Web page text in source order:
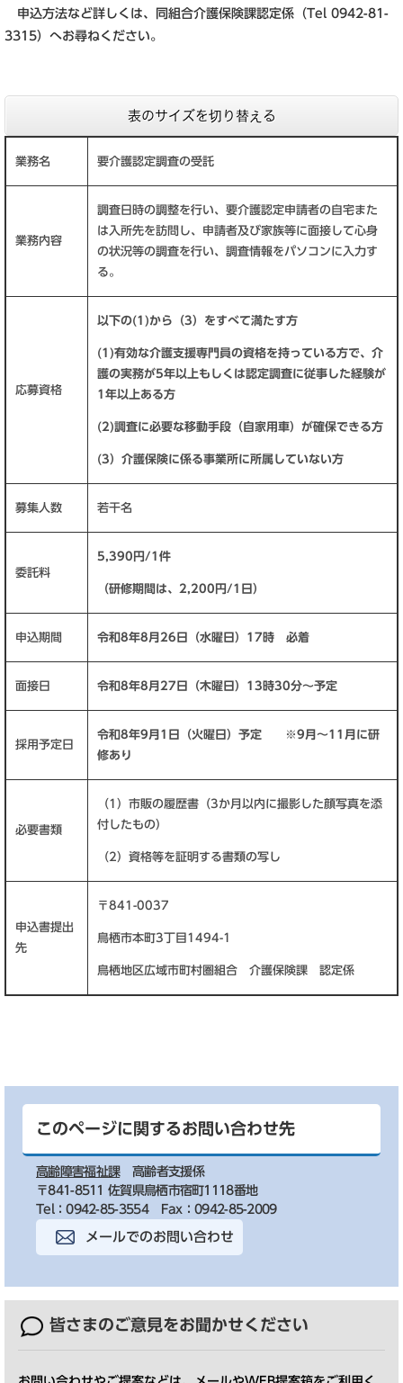
申込方法など詳しくは、同組合介護保険課認定係（Tel 0942-81-
3315）へお尋ねください。
表のサイズを切り替える
業務名 要介護認定調査の受託
業務内容
調査日時の調整を行い、要介護認定申請者の自宅また
は入所先を訪問し、申請者及び家族等に面接して心身
の状況等の調査を行い、調査情報をパソコンに入力す
る。
応募資格
以下の(1)から（3）をすべて満たす方
(1)有効な介護支援専門員の資格を持っている方で、介
護の実務が5年以上もしくは認定調査に従事した経験が
1年以上ある方
(2)調査に必要な移動手段（自家用車）が確保できる方
(3）介護保険に係る事業所に所属していない方
募集人数 若干名
委託料
5,390円/1件
（研修期間は、2,200円/1日）
申込期間 令和8年8月26日（水曜日）17時 必着
面接日 令和8年8月27日（木曜日）13時30分～予定
採用予定日
令和8年9月1日（火曜日）予定
※9月～11月に研
修あり
必要書類
（1）市販の履歴書（3か月以内に撮影した顔写真を添
付したもの）
（2）資格等を証明する書類の写し
申込書提出
先
〒841-0037
鳥栖市本町3丁目1494-1
鳥栖地区広域市町村圏組合 介護保険課 認定係
このページに関するお問い合わせ先
高齢障害福祉課
高齢者支援係
〒841-8511 佐賀県鳥栖市宿町1118番地
Tel：0942-85-3554
Fax：0942-85-2009
メールでのお問い合わせ
皆さまのご意見をお聞かせください